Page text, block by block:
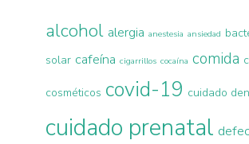
alcohol alergia anestesia ansiedad
solar cafeína cigarrillos cocaína comida
cosméticos covid-19 cuidado
cuidado prenatal